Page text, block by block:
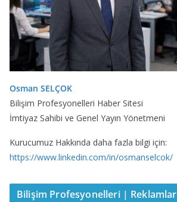
Osman SELÇOK
Bilişim Profesyonelleri Haber Sitesi
İmtiyaz Sahibi ve Genel Yayın Yönetmeni
Kurucumuz Hakkında daha fazla bilgi için:
https://www.linkedin.com/in/osmanselcok/
Bilişim Profesyonelleri | Reklamlar